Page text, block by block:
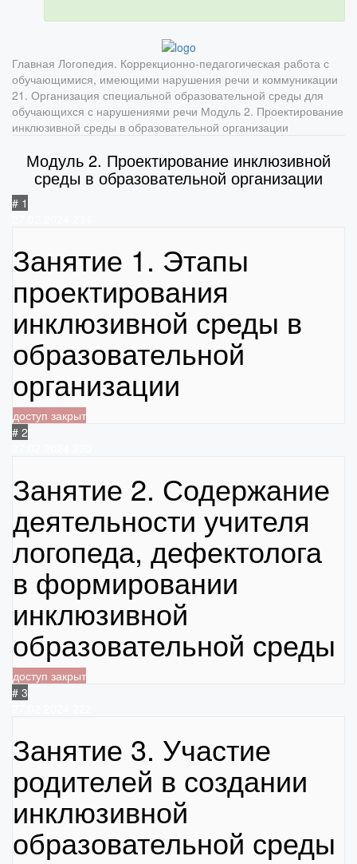
Главная Логопедия. Коррекционно-педагогическая работа с
обучающимися, имеющими нарушения речи и коммуникации
21. Организация специальной образовательной среды для
обучающихся с нарушениями речи Модуль 2. Проектирование
инклюзивной среды в образовательной организации
Модуль 2. Проектирование инклюзивной
среды в образовательной организации
# 1
Занятие 1. Этапы
проектирования
инклюзивной среды в
образовательной
организации
доступ закрыт
# 2
Занятие 2. Содержание
деятельности учителя
логопеда, дефектолога
в формировании
инклюзивной
образовательной среды
доступ закрыт
# 3
Занятие 3. Участие
родителей в создании
инклюзивной
образовательной среды